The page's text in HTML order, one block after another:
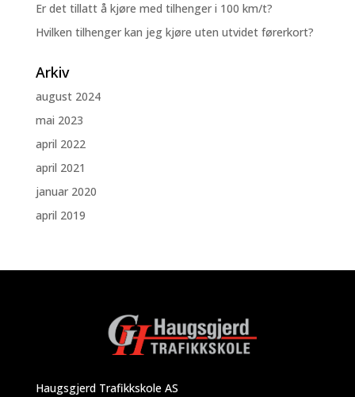
Er det tillatt å kjøre med tilhenger i 100 km/t?
Hvilken tilhenger kan jeg kjøre uten utvidet førerkort?
Arkiv
august 2024
mai 2023
april 2022
april 2021
januar 2020
april 2019
Haugsgjerd Trafikkskole AS